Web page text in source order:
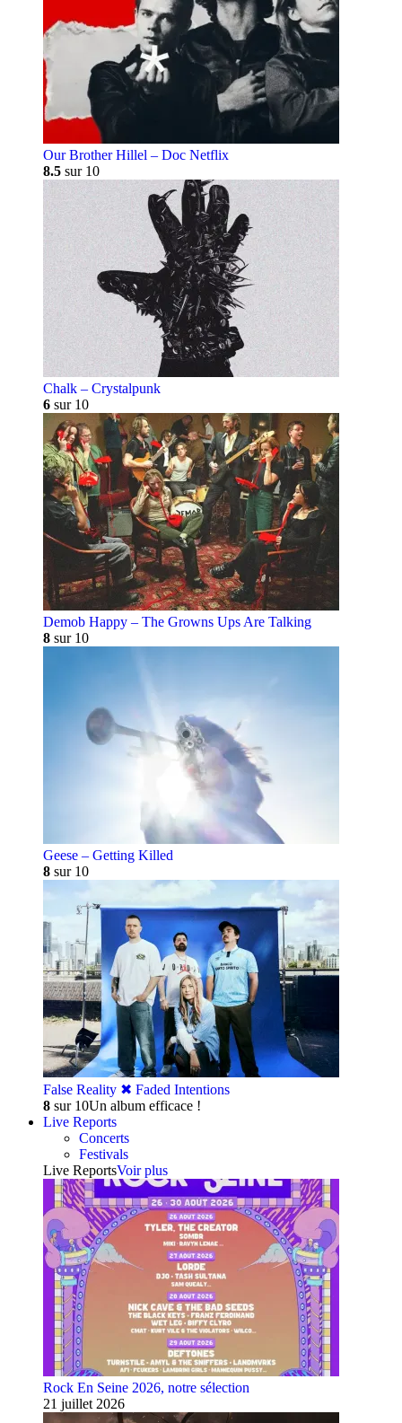
Our Brother Hillel – Doc Netflix
8.5 sur 10
Chalk – Crystalpunk
6 sur 10
Demob Happy – The Growns Ups Are Talking
8 sur 10
Geese – Getting Killed
8 sur 10
False Reality ✖︎ Faded Intentions
8 sur 10Un album efficace !
Live Reports
Concerts
Festivals
Live ReportsVoir plus
Rock En Seine 2026, notre sélection
21 juillet 2026